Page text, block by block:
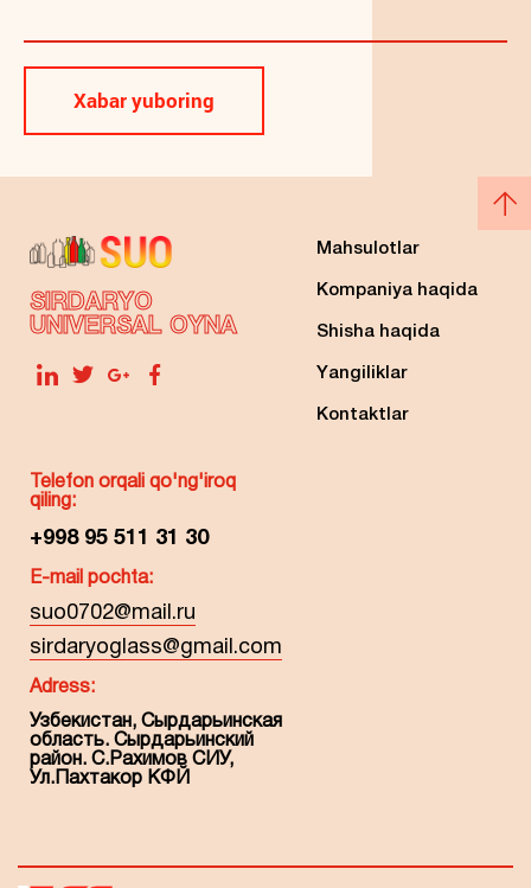
Xabar yuboring
SIRDARYO
UNIVERSAL OYNA
Mahsulotlar
Kompaniya haqida
Shisha haqida
Yangiliklar
Kontaktlar
Telefon orqali qo'ng'iroq
qiling:
+998 95 511 31 30
E-mail pochta:
suo0702@mail.ru
sirdaryoglass@gmail.com
Adress:
Узбекистан, Сырдарьинская
область. Сырдарьинский
район. С.Рахимов СИУ,
Ул.Пахтакор КФЙ